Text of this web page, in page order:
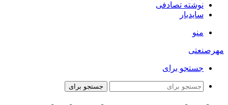
نوشته تصادفی
سایدبار
منو
مهرصنعتی
جستجو برای
جستجو برای